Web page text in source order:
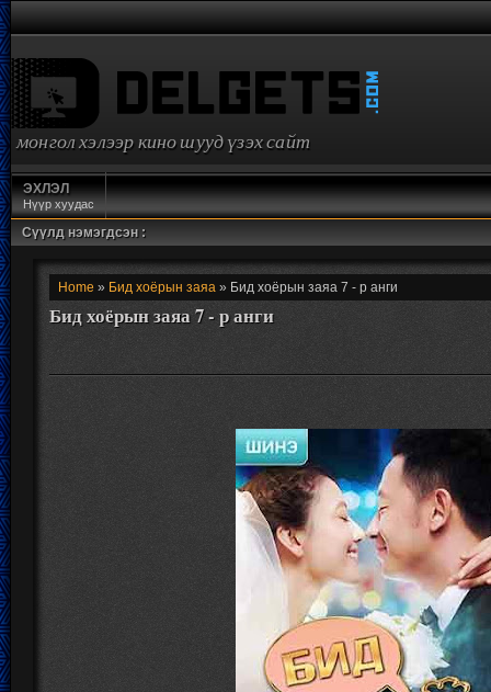
монгол хэлээр кино шууд үзэх сайт
ЭХЛЭЛ
Нүүр хуудас
Сүүлд нэмэгдсэн :
Home » Бид хоёрын заяа » Бид хоёрын заяа 7 - р анги
Бид хоёрын заяа 7 - р анги